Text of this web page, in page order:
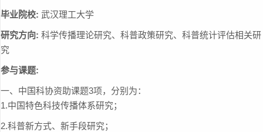
毕业院校: 武汉理工大学
研究方向: 科学传播理论研究、科普政策研究、科普统计评估相关研
究
参与课题:
一、中国科协资助课题3项，分别为：
1.中国特色科技传播体系研究；
2.科普新方式、新手段研究；